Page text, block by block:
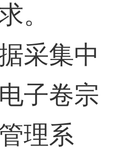
。
集中
子卷宗
理系